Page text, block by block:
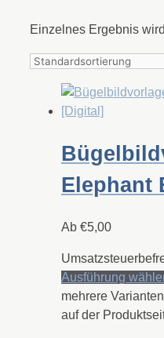
Einzelnes Ergebnis
Elephant
Ab €5,00
Ausführung
mehrere
auf der